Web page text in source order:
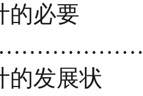
的必要
的发展状